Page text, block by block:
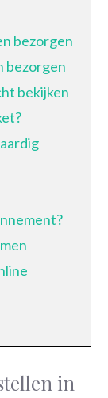
bezorgen
bezorgen
bekijken
in